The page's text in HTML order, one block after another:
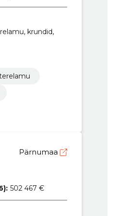
krundid,
Pärnumaa
502 467 €